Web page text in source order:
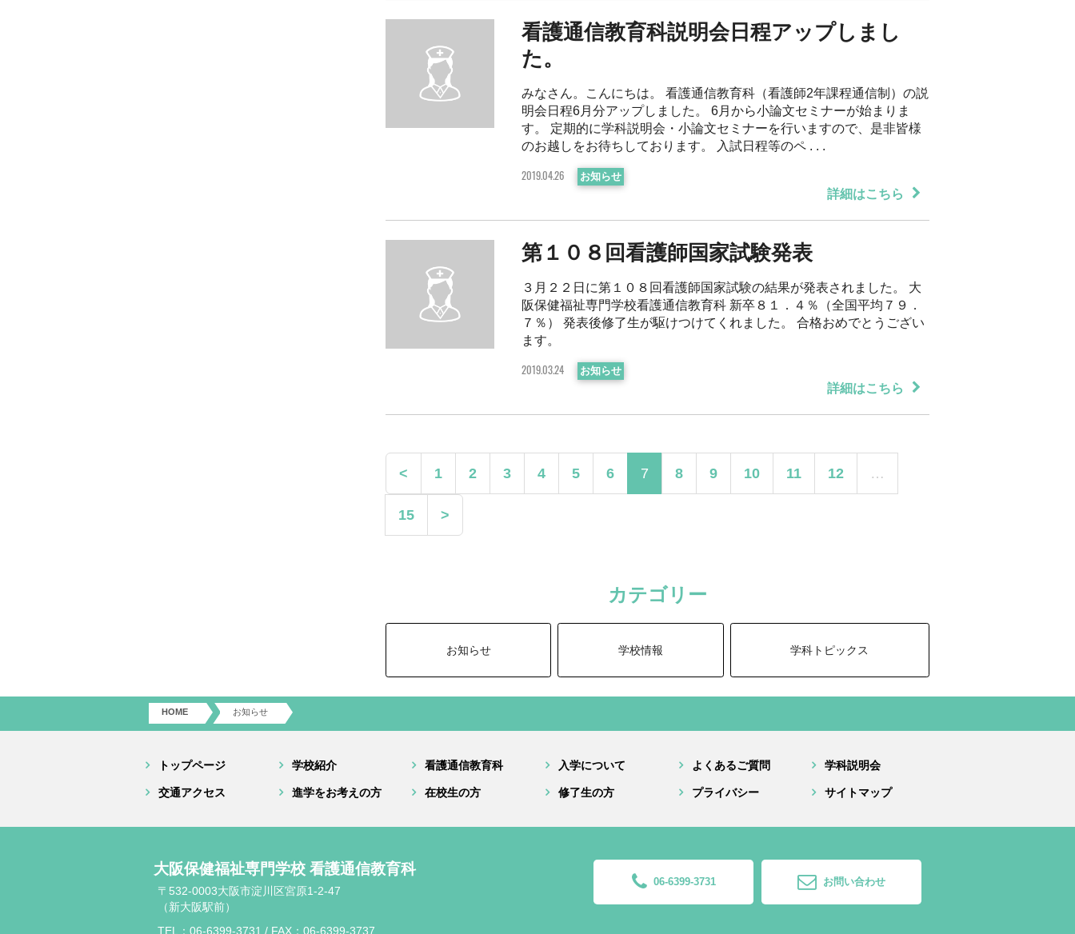
看護通信教育科説明会日程アップしまし
た。
みなさん。こんにちは。 看護通信教育科（看護師2年課程通信制）の説
明会日程6月分アップしました。 6月から小論文セミナーが始まりま
す。 定期的に学科説明会・小論文セミナーを行いますので、是非皆様
のお越しをお待ちしております。 入試日程等のペ . . .
2019.04.26 お知らせ
詳細はこちら
第１０８回看護師国家試験発表
３月２２日に第１０８回看護師国家試験の結果が発表されました。 大
阪保健福祉専門学校看護通信教育科 新卒８１．４％（全国平均７９．
７％） 発表後修了生が駆けつけてくれました。 合格おめでとうござい
ます。
2019.03.24 お知らせ
詳細はこちら
< 1 2 3 4 5 6 7 8 9 10 11 12 …
15 >
カテゴリー
お知らせ 学校情報 学科トピックス
HOME お知らせ
トップページ 学校紹介 看護通信教育科 入学について よくあるご質問 学科説明会
交通アクセス 進学をお考えの方 在校生の方 修了生の方 プライバシー サイトマップ
大阪保健福祉専門学校 看護通信教育科
〒532-0003大阪市淀川区宮原1-2-47
（新大阪駅前）
TEL：06-6399-3731 / FAX：06-6399-3737
06-6399-3731 お問い合わせ